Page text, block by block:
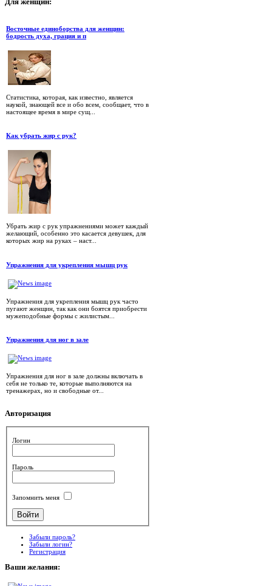
Для женщин:
Восточные единоборства для женщин:
бодрость духа, грация и п
Статистика, которая, как известно, является
наукой, знающей все и обо всем, сообщает, что в
настоящее время в мире сущ...
Как убрать жир с рук?
Убрать жир с рук упражнениями может каждый
желающий, особенно это касается девушек, для
которых жир на руках – наст...
Упражнения для укрепления мышц рук
Упражнения для укрепления мышц рук часто
пугают женщин, так как они боятся приобрести
мужеподобные формы с жилистым...
Упражнения для ног в зале
Упражнения для ног в зале должны включать в
себя не только те, которые выполняются на
тренажерах, но и свободные от...
Авторизация
Логин
Пароль
Запомнить меня
Забыли пароль?
Забыли логин?
Регистрация
Ваши желания: